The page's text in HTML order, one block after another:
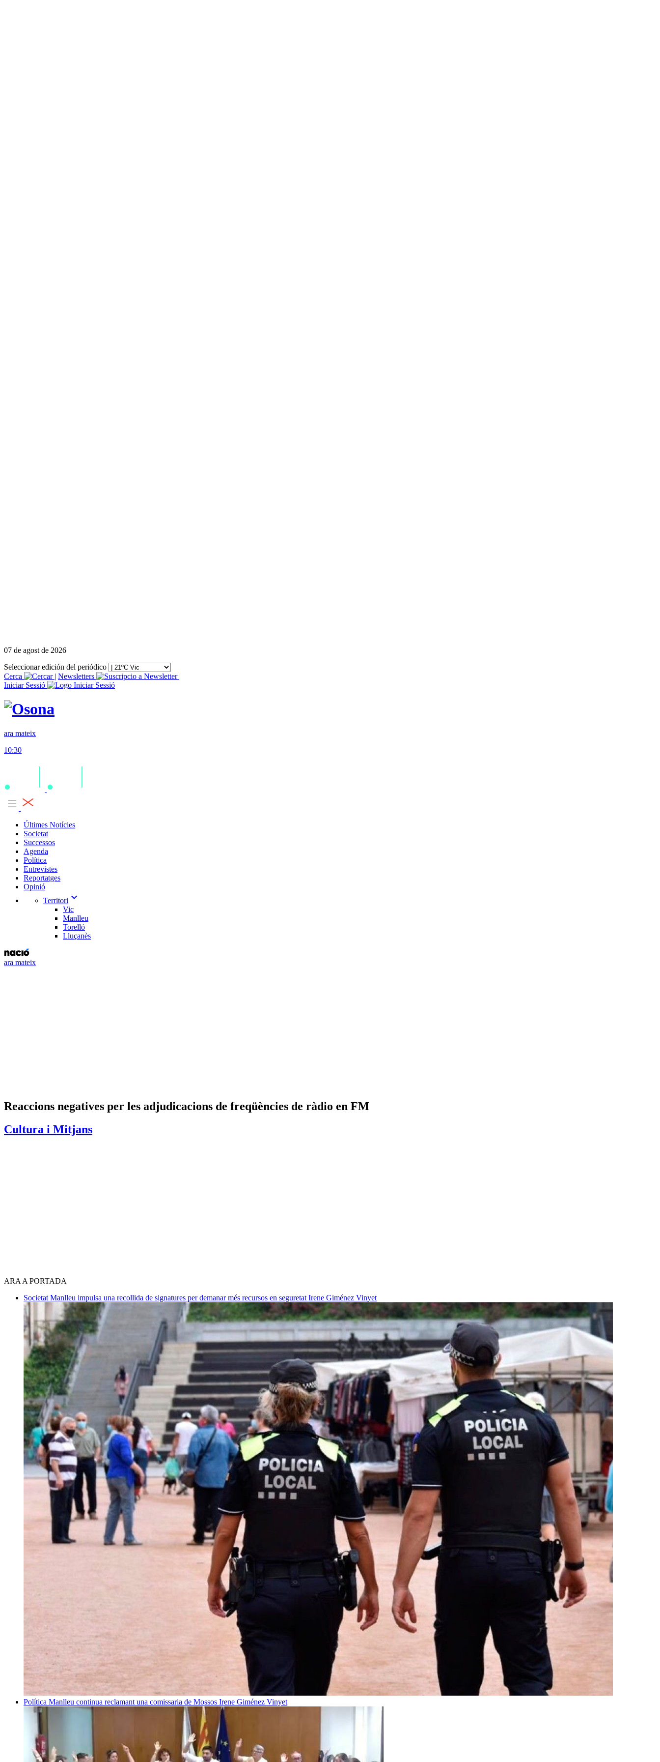
07 de agost de 2026
Seleccionar edición del periódico
Cerca
| Newsletters
|
Iniciar Sessió
ara mateix
10:30
Últimes Notícies
Societat
Successos
Agenda
Política
Entrevistes
Reportatges
Opinió
Territori expand_more
Vic
Manlleu
Torelló
Lluçanès
ara mateix
Reaccions negatives per les adjudicacions de freqüències de ràdio en FM
Cultura i Mitjans
ARA A PORTADA
Societat Manlleu impulsa una recollida de signatures per demanar més recursos en seguretat Irene Giménez Vinyet
Política Manlleu continua reclamant una comissaria de Mossos Irene Giménez Vinyet